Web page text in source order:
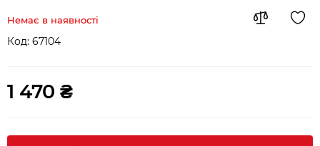
Немає в наявності
Код: 67104
1 470 ₴